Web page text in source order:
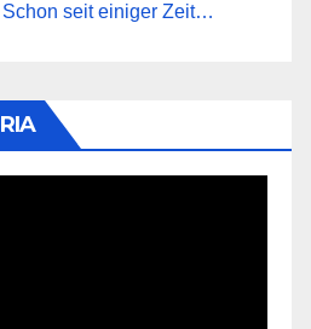
seit einiger Zeit…